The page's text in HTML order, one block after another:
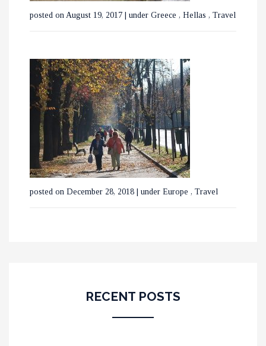
posted on August 19, 2017 under Greece , Hellas , Travel
posted on December 28, 2018 under Europe , Travel
RECENT POSTS